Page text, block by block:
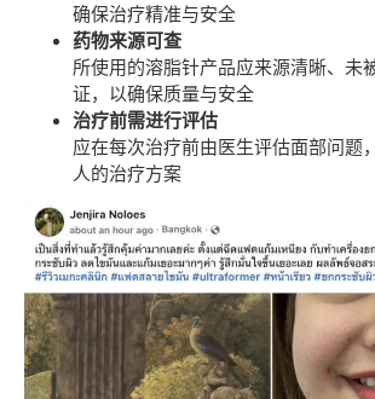
确保治疗精准与安全
药物来源可查
所使用的溶脂针产品应来源清晰、未
证，以确保质量与安全
治疗前需进行评估
应在每次治疗前由医生评估面部问题
人的治疗方案